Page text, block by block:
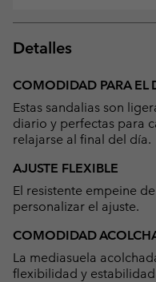
Detalles
COMODIDAD PARA EL
Estas sandalias son
diario y perfectas para
relajarse al final del día.
AJUSTE FLEXIBLE
El resistente empeine
personalizar el ajuste.
COMODIDAD
La mediasuela
flexibilidad y